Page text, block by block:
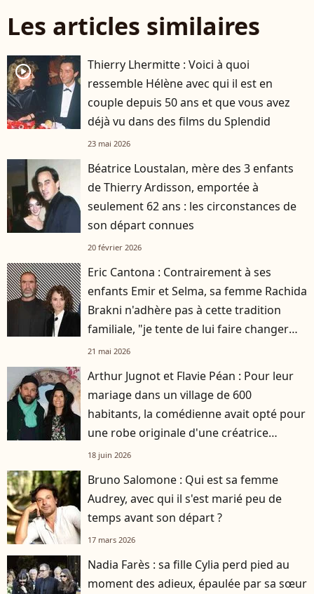
Les articles similaires
player2
Thierry Lhermitte : Voici à quoi
ressemble Hélène avec qui il est en
couple depuis 50 ans et que vous avez
déjà vu dans des films du Splendid
23 mai 2026
Béatrice Loustalan, mère des 3 enfants
de Thierry Ardisson, emportée à
seulement 62 ans : les circonstances de
son départ connues
20 février 2026
Eric Cantona : Contrairement à ses
enfants Emir et Selma, sa femme Rachida
Brakni n'adhère pas à cette tradition
familiale, "je tente de lui faire changer
d'avis"
21 mai 2026
Arthur Jugnot et Flavie Péan : Pour leur
mariage dans un village de 600
habitants, la comédienne avait opté pour
une robe originale d'une créatrice
française
18 juin 2026
Bruno Salomone : Qui est sa femme
Audrey, avec qui il s'est marié peu de
temps avant son départ ?
17 mars 2026
Nadia Farès : sa fille Cylia perd pied au
moment des adieux, épaulée par sa sœur